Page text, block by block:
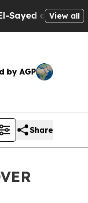
on HistoricView all
by AGP
Share